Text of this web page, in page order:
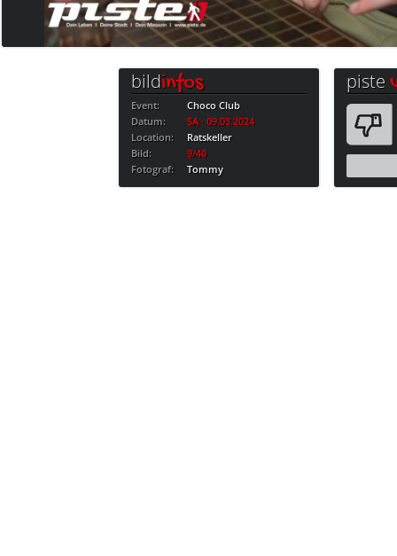
bildinfos
Event:
Choco Club
Datum:
SA · 09.03.2024
Location:
Ratskeller
Bild:
9/40
Fotograf:
Tommy
piste